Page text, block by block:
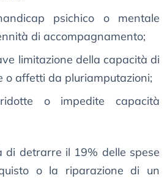
psichico o mentale
di accompagnamento;
limitazione della capacità di
o affetti da pluriamputazioni;
o impedite capacità
di detrarre il 19% delle spese
o la riparazione di un